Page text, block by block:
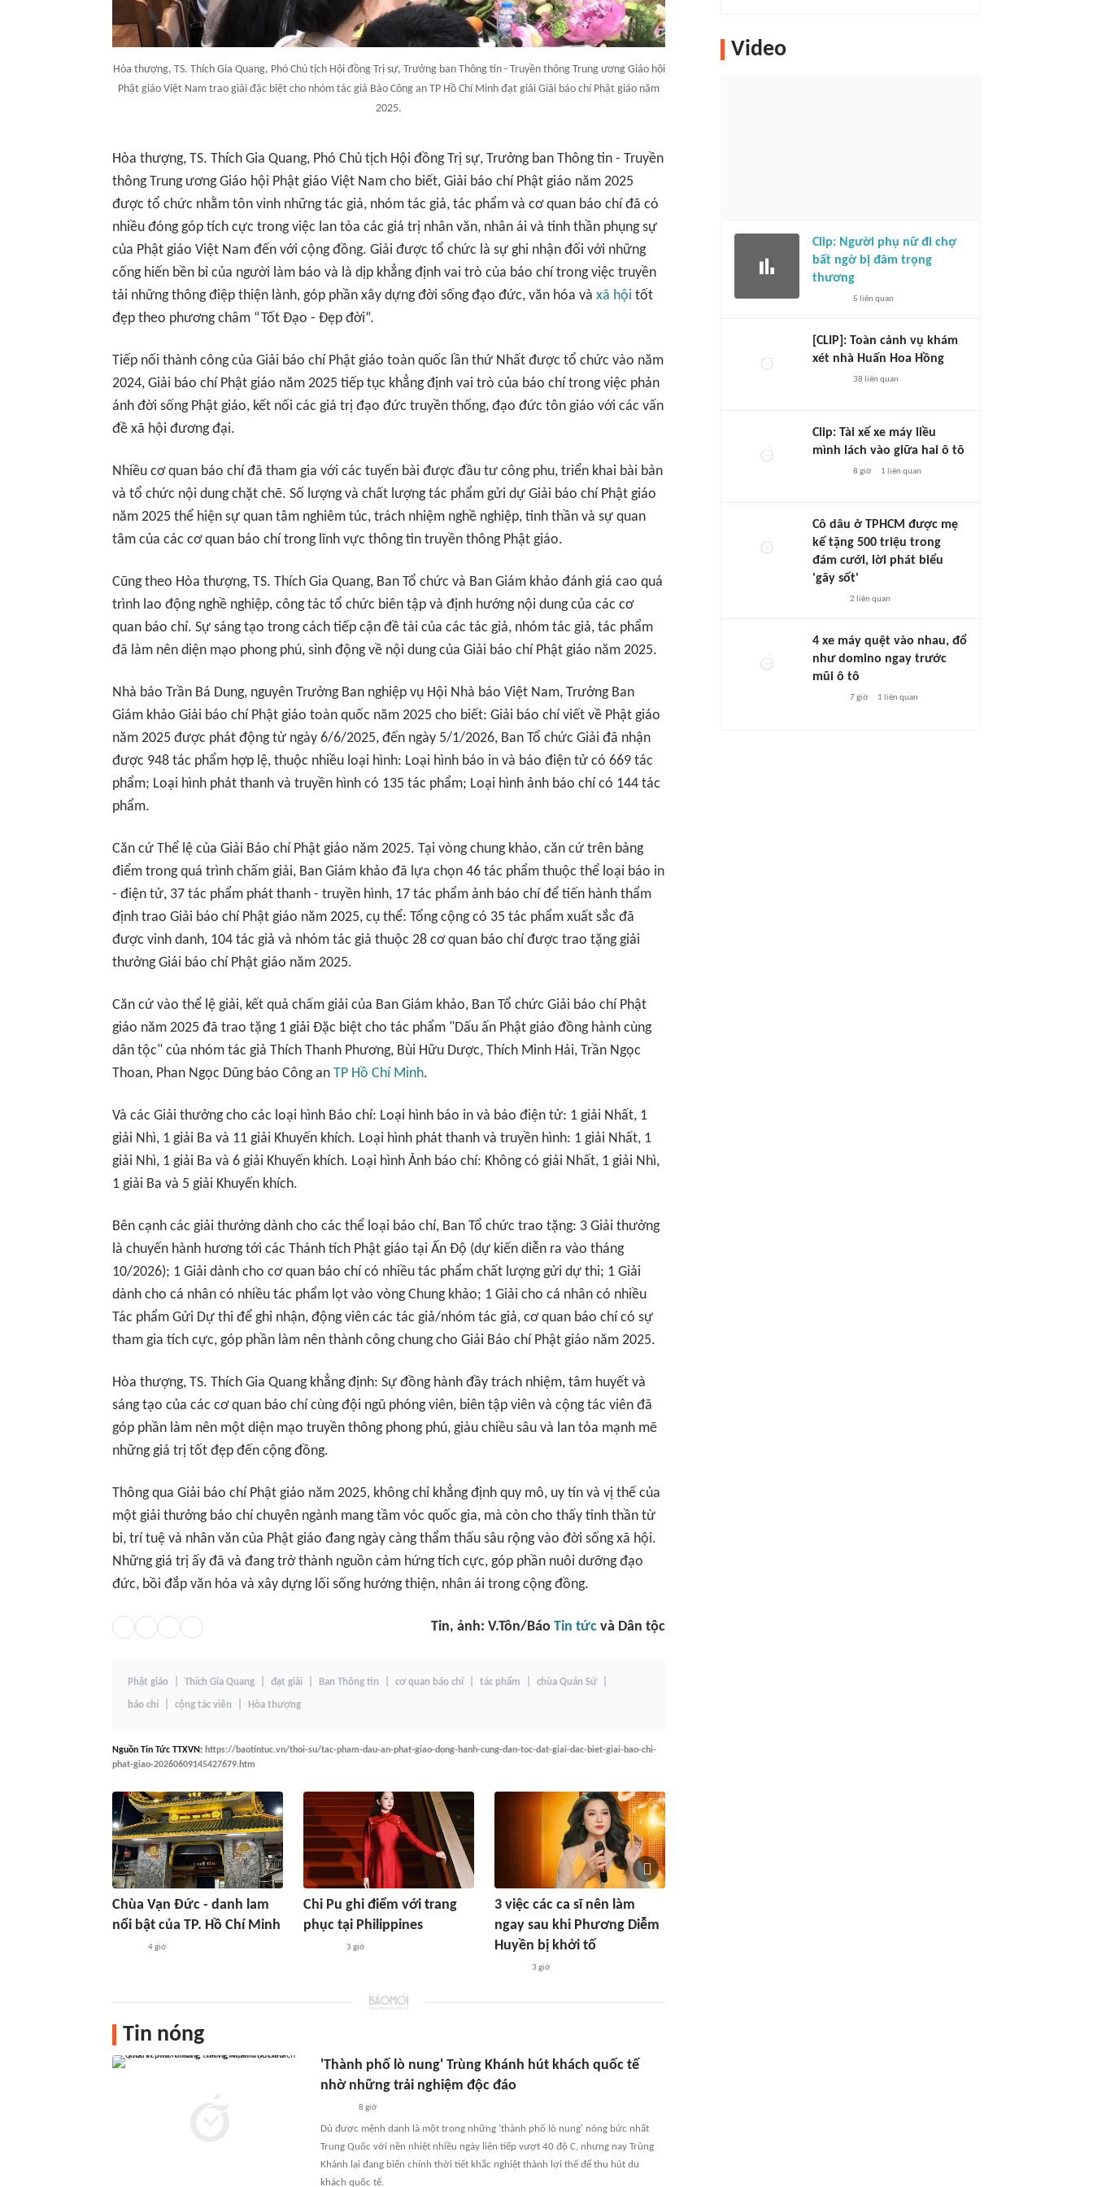
Hòa thượng, TS. Thích Gia Quang, Phó Chủ tịch Hội đồng Trị sự, Trưởng ban Thông tin - Truyền thông Trung ương Giáo hội
Phật giáo Việt Nam trao giải đặc biệt cho nhóm tác giả Báo Công an TP Hồ Chí Minh đạt giải Giải báo chí Phật giáo năm
2025.
Hòa thượng, TS. Thích Gia Quang, Phó Chủ tịch Hội đồng Trị sự, Trưởng ban Thông tin - Truyền
thông Trung ương Giáo hội Phật giáo Việt Nam cho biết, Giải báo chí Phật giáo năm 2025
được tổ chức nhằm tôn vinh những tác giả, nhóm tác giả, tác phẩm và cơ quan báo chí đã có
nhiều đóng góp tích cực trong việc lan tỏa các giá trị nhân văn, nhân ái và tinh thần phụng sự
của Phật giáo Việt Nam đến với cộng đồng. Giải được tổ chức là sự ghi nhận đối với những
cống hiến bền bỉ của người làm báo và là dịp khẳng định vai trò của báo chí trong việc truyền
tải những thông điệp thiện lành, góp phần xây dựng đời sống đạo đức, văn hóa và xã hội tốt
đẹp theo phương châm “Tốt Đạo - Đẹp đời”.
Tiếp nối thành công của Giải báo chí Phật giáo toàn quốc lần thứ Nhất được tổ chức vào năm
2024, Giải báo chí Phật giáo năm 2025 tiếp tục khẳng định vai trò của báo chí trong việc phản
ánh đời sống Phật giáo, kết nối các giá trị đạo đức truyền thống, đạo đức tôn giáo với các vấn
đề xã hội đương đại.
Nhiều cơ quan báo chí đã tham gia với các tuyến bài được đầu tư công phu, triển khai bài bản
và tổ chức nội dung chặt chẽ. Số lượng và chất lượng tác phẩm gửi dự Giải báo chí Phật giáo
năm 2025 thể hiện sự quan tâm nghiêm túc, trách nhiệm nghề nghiệp, tinh thần và sự quan
tâm của các cơ quan báo chí trong lĩnh vực thông tin truyền thông Phật giáo.
Cũng theo Hòa thượng, TS. Thích Gia Quang, Ban Tổ chức và Ban Giám khảo đánh giá cao quá
trình lao động nghề nghiệp, công tác tổ chức biên tập và định hướng nội dung của các cơ
quan báo chí. Sự sáng tạo trong cách tiếp cận đề tài của các tác giả, nhóm tác giả, tác phẩm
đã làm nên diện mạo phong phú, sinh động về nội dung của Giải báo chí Phật giáo năm 2025.
Nhà báo Trần Bá Dung, nguyên Trưởng Ban nghiệp vụ Hội Nhà báo Việt Nam, Trưởng Ban
Giám khảo Giải báo chí Phật giáo toàn quốc năm 2025 cho biết: Giải báo chí viết về Phật giáo
năm 2025 được phát động từ ngày 6/6/2025, đến ngày 5/1/2026, Ban Tổ chức Giải đã nhận
được 948 tác phẩm hợp lệ, thuộc nhiều loại hình: Loại hình báo in và báo điện tử có 669 tác
phẩm; Loại hình phát thanh và truyền hình có 135 tác phẩm; Loại hình ảnh báo chí có 144 tác
phẩm.
Căn cứ Thể lệ của Giải Báo chí Phật giáo năm 2025. Tại vòng chung khảo, căn cứ trên bảng
điểm trong quá trình chấm giải, Ban Giám khảo đã lựa chọn 46 tác phẩm thuộc thể loại báo in
- điện tử, 37 tác phẩm phát thanh - truyền hình, 17 tác phẩm ảnh báo chí để tiến hành thẩm
định trao Giải báo chí Phật giáo năm 2025, cụ thể: Tổng cộng có 35 tác phẩm xuất sắc đã
được vinh danh, 104 tác giả và nhóm tác giả thuộc 28 cơ quan báo chí được trao tặng giải
thưởng Giái báo chí Phật giáo năm 2025.
Căn cứ vào thể lệ giải, kết quả chấm giải của Ban Giám khảo, Ban Tổ chức Giải báo chí Phật
giáo năm 2025 đã trao tặng 1 giải Đặc biệt cho tác phẩm "Dấu ấn Phật giáo đồng hành cùng
dân tộc" của nhóm tác giả Thích Thanh Phương, Bùi Hữu Dược, Thích Minh Hải, Trần Ngọc
Thoan, Phan Ngọc Dũng báo Công an TP Hồ Chí Minh.
Và các Giải thưởng cho các loại hình Báo chí: Loại hình báo in và báo điện tử: 1 giải Nhất, 1
giải Nhì, 1 giải Ba và 11 giải Khuyến khích. Loại hình phát thanh và truyền hình: 1 giải Nhất, 1
giải Nhì, 1 giải Ba và 6 giải Khuyến khích. Loại hình Ảnh báo chí: Không có giải Nhất, 1 giải Nhì,
1 giải Ba và 5 giải Khuyến khích.
Bên cạnh các giải thưởng dành cho các thể loại báo chí, Ban Tổ chức trao tặng: 3 Giải thưởng
là chuyến hành hương tới các Thánh tích Phật giáo tại Ấn Độ (dự kiến diễn ra vào tháng
10/2026); 1 Giải dành cho cơ quan báo chí có nhiều tác phẩm chất lượng gửi dự thi; 1 Giải
dành cho cá nhân có nhiều tác phẩm lọt vào vòng Chung khảo; 1 Giải cho cá nhân có nhiều
Tác phẩm Gửi Dự thi để ghi nhận, động viên các tác giả/nhóm tác giả, cơ quan báo chí có sự
tham gia tích cực, góp phần làm nên thành công chung cho Giải Báo chí Phật giáo năm 2025.
Hòa thượng, TS. Thích Gia Quang khẳng định: Sự đồng hành đầy trách nhiệm, tâm huyết và
sáng tạo của các cơ quan báo chí cùng đội ngũ phóng viên, biên tập viên và cộng tác viên đã
góp phần làm nên một diện mạo truyền thông phong phú, giàu chiều sâu và lan tỏa mạnh mẽ
những giá trị tốt đẹp đến cộng đồng.
Thông qua Giải báo chí Phật giáo năm 2025, không chỉ khẳng định quy mô, uy tín và vị thế của
một giải thưởng báo chí chuyên ngành mang tầm vóc quốc gia, mà còn cho thấy tinh thần từ
bi, trí tuệ và nhân văn của Phật giáo đang ngày càng thẩm thấu sâu rộng vào đời sống xã hội.
Những giá trị ấy đã và đang trở thành nguồn cảm hứng tích cực, góp phần nuôi dưỡng đạo
đức, bồi đắp văn hóa và xây dựng lối sống hướng thiện, nhân ái trong cộng đồng.
Tin, ảnh: V.Tôn/Báo Tin tức và Dân tộc
Phật giáo Thích Gia Quang đạt giải Ban Thông tin cơ quan báo chí tác phẩm chùa Quán Sứ
báo chí cộng tác viên Hòa thượng
Nguồn Tin Tức TTXVN: https://baotintuc.vn/thoi-su/tac-pham-dau-an-phat-giao-dong-hanh-cung-dan-toc-dat-giai-dac-biet-giai-bao-chi-
phat-giao-20260609145427679.htm
Chùa Vạn Đức - danh lam
nổi bật của TP. Hồ Chí Minh
4 giờ
Chi Pu ghi điểm với trang
phục tại Philippines
3 giờ
3 việc các ca sĩ nên làm
ngay sau khi Phương Diễm
Huyền bị khởi tố
3 giờ
Tin nóng
'Thành phố lò nung' Trùng Khánh hút khách quốc tế
nhờ những trải nghiệm độc đáo
8 giờ
Dù được mệnh danh là một trong những 'thành phố lò nung' nóng bức nhất
Trung Quốc với nền nhiệt nhiều ngày liên tiếp vượt 40 độ C, nhưng nay Trùng
Khánh lại đang biến chính thời tiết khắc nghiệt thành lợi thế để thu hút du
khách quốc tế.
Video
Clip: Người phụ nữ đi chợ
bất ngờ bị đâm trọng
thương
5 liên quan
[CLIP]: Toàn cảnh vụ khám
xét nhà Huấn Hoa Hồng
38 liên quan
Clip: Tài xế xe máy liều
mình lách vào giữa hai ô tô
8 giờ 1 liên quan
Cô dâu ở TPHCM được mẹ
kế tặng 500 triệu trong
đám cưới, lời phát biểu
'gây sốt'
2 liên quan
4 xe máy quệt vào nhau, đổ
như domino ngay trước
mũi ô tô
7 giờ 1 liên quan